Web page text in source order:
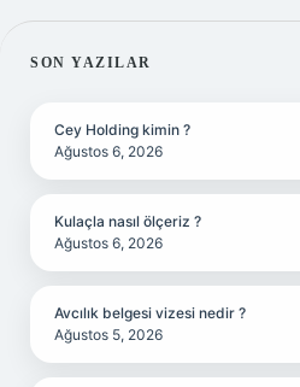
SIDEBAR
SON YAZILAR
Cey Holding kimin ?
Ağustos 6, 2026
Kulaçla nasıl ölçeriz ?
Ağustos 6, 2026
Avcılık belgesi vizesi nedir ?
Ağustos 5, 2026